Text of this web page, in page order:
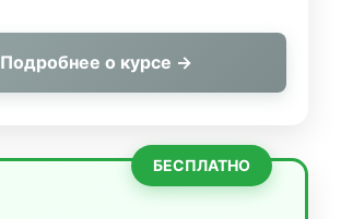
Подробнее о курсе →
БЕСПЛАТНО